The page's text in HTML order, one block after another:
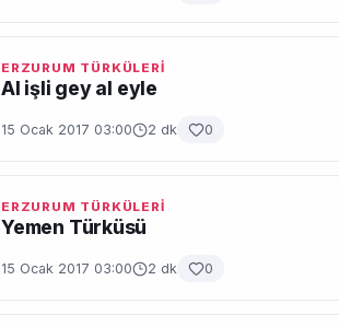
ERZURUM TÜRKÜLERİ
Al işli gey al eyle
15 Ocak 2017 03:00 2 dk 0
ERZURUM TÜRKÜLERİ
Yemen Türküsü
15 Ocak 2017 03:00 2 dk 0